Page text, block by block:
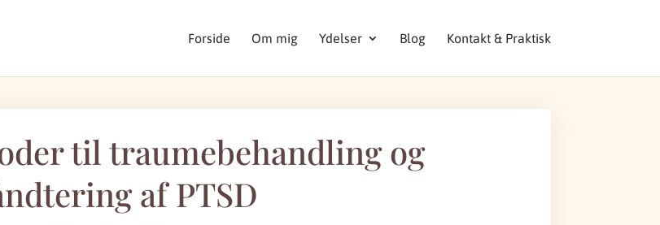
Forside Om mig Ydelser Blog Kontakt & Praktisk
til traumebehandling og
af PTSD